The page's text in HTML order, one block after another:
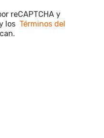
reCAPTCHA y
los Términos del